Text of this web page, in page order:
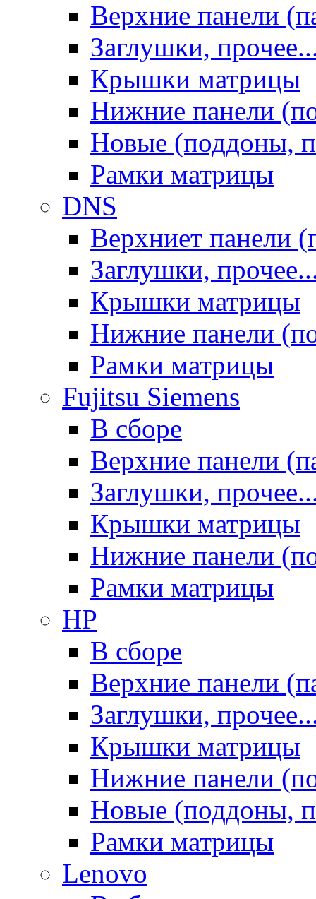
Верхние панели
Заглушки,
Крышки матрицы
Нижние панели
Новые (поддоны,
Рамки матрицы
DNS
Верхниет панели
Заглушки,
Крышки матрицы
Нижние панели
Рамки матрицы
Fujitsu Siemens
В сборе
Верхние панели
Заглушки,
Крышки матрицы
Нижние панели
Рамки матрицы
HP
В сборе
Верхние панели
Заглушки,
Крышки матрицы
Нижние панели
Новые (поддоны,
Рамки матрицы
Lenovo